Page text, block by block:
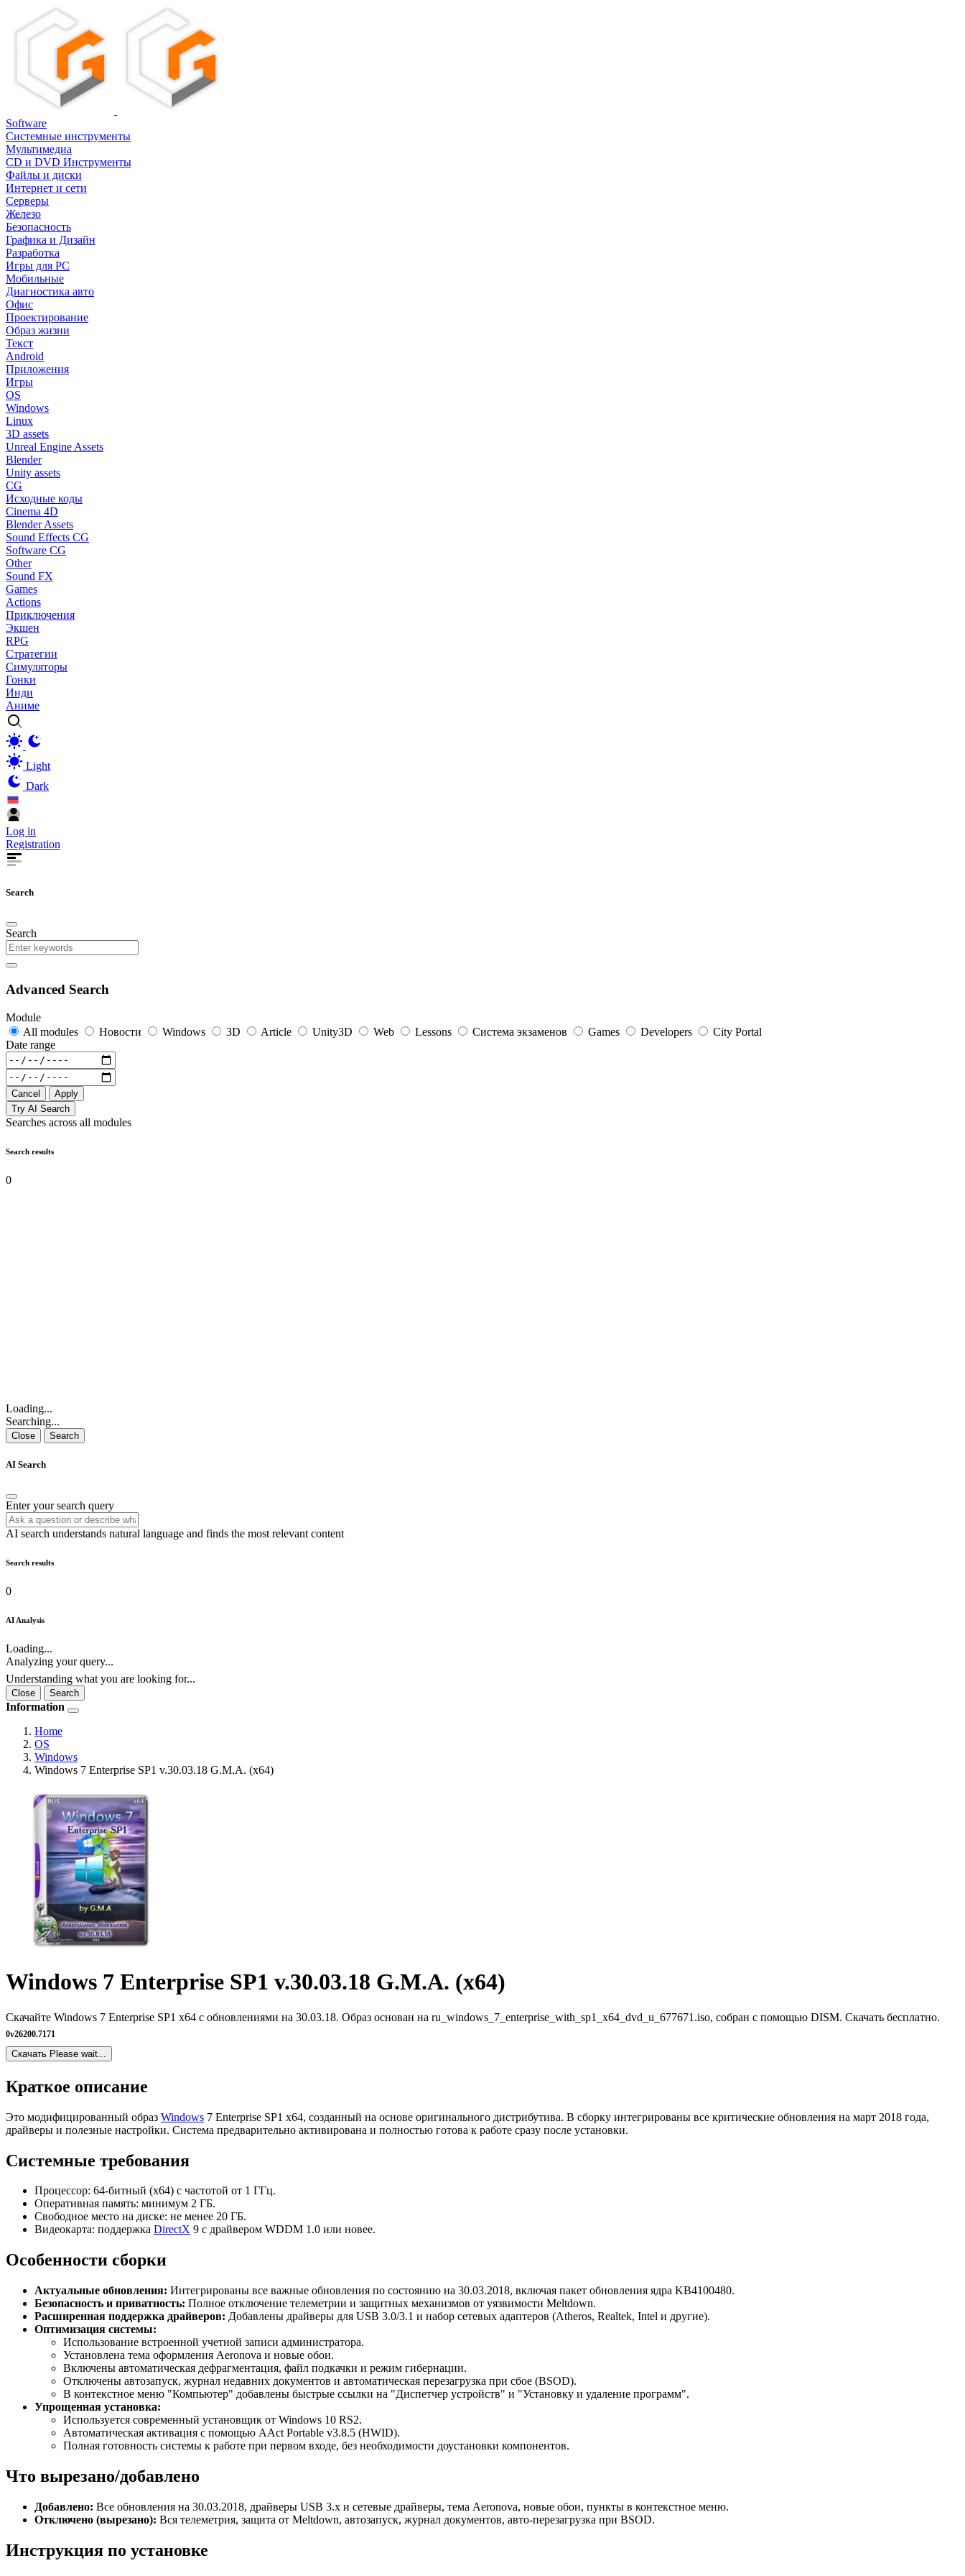
Software
Системные инструменты
Мультимедиа
CD и DVD Инструменты
Файлы и диски
Интернет и сети
Серверы
Железо
Безопасность
Графика и Дизайн
Разработка
Игры для PC
Мобильные
Диагностика авто
Офис
Проектирование
Образ жизни
Текст
Android
Приложения
Игры
OS
Windows
Linux
3D assets
Unreal Engine Assets
Blender
Unity assets
CG
Исходные коды
Cinema 4D
Blender Assets
Sound Effects CG
Software CG
Other
Sound FX
Games
Actions
Приключения
Экшен
RPG
Стратегии
Симуляторы
Гонки
Инди
Аниме
Light
Dark
Log in
Registration
Search
Search
Advanced Search
Module
All modules
Новости Windows 3D Article Unity3D Web Lessons Система экзаменов Games Developers
City Portal
Date range
Cancel
Apply
Try AI Search
Searches across all modules
Search results
0
Loading...
Searching...
Close Search
AI Search
Enter your search query
AI search understands natural language and finds the most relevant content
Search results
0
AI Analysis
Loading...
Analyzing your query...
Understanding what you are looking for...
Close Search
Information
Home
OS
Windows
Windows 7 Enterprise SP1 v.30.03.18 G.M.A. (x64)
Windows 7 Enterprise SP1 v.30.03.18 G.M.A. (x64)
Скачайте Windows 7 Enterprise SP1 x64 с обновлениями на 30.03.18. Образ основан на ru_windows_7_enterprise_with_sp1_x64_dvd_u_677671.iso, собран с помощью DISM. Скачать бесплатно.
0v26200.7171
Скачать Please wait...
Краткое описание
Это модифицированный образ Windows 7 Enterprise SP1 x64, созданный на основе оригинального дистрибутива. В сборку интегрированы все критические обновления на март 2018 года,
драйверы и полезные настройки. Система предварительно активирована и полностью готова к работе сразу после установки.
Системные требования
Процессор: 64-битный (x64) с частотой от 1 ГГц.
Оперативная память: минимум 2 ГБ.
Свободное место на диске: не менее 20 ГБ.
Видеокарта: поддержка DirectX 9 с драйвером WDDM 1.0 или новее.
Особенности сборки
Актуальные обновления: Интегрированы все важные обновления по состоянию на 30.03.2018, включая пакет обновления ядра KB4100480.
Безопасность и приватность: Полное отключение телеметрии и защитных механизмов от уязвимости Meltdown.
Расширенная поддержка драйверов: Добавлены драйверы для USB 3.0/3.1 и набор сетевых адаптеров (Atheros, Realtek, Intel и другие).
Оптимизация системы:
Использование встроенной учетной записи администратора.
Установлена тема оформления Aeronova и новые обои.
Включены автоматическая дефрагментация, файл подкачки и режим гибернации.
Отключены автозапуск, журнал недавних документов и автоматическая перезагрузка при сбое (BSOD).
В контекстное меню "Компьютер" добавлены быстрые ссылки на "Диспетчер устройств" и "Установку и удаление программ".
Упрощенная установка:
Используется современный установщик от Windows 10 RS2.
Автоматическая активация с помощью AAct Portable v3.8.5 (HWID).
Полная готовность системы к работе при первом входе, без необходимости доустановки компонентов.
Что вырезано/добавлено
Добавлено: Все обновления на 30.03.2018, драйверы USB 3.x и сетевые драйверы, тема Aeronova, новые обои, пункты в контекстное меню.
Отключено (вырезано): Вся телеметрия, защита от Meltdown, автозапуск, журнал документов, авто-перезагрузка при BSOD.
Инструкция по установке